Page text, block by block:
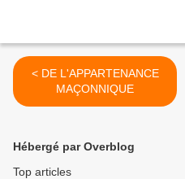
< DE L'APPARTENANCE
MAÇONNIQUE
Hébergé par Overblog
Top articles